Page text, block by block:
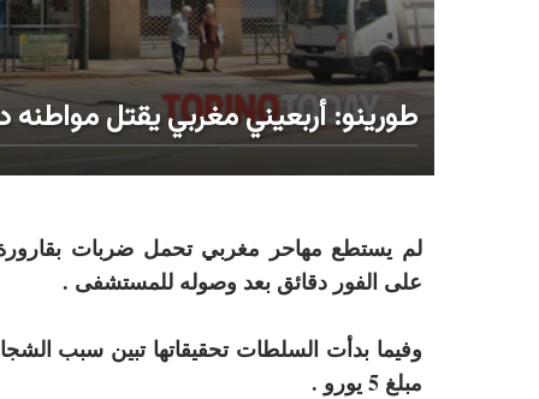
طورينو: أربعيني مغربي يقتل مواطنه
لم يستطع مهاحر مغربي تحمل ضربات
على الفور دقائق بعد وصوله للمستشفى .
وفيما بدأت السلطات تحقيقاتها تبين سبب
مبلغ 5 يورو .